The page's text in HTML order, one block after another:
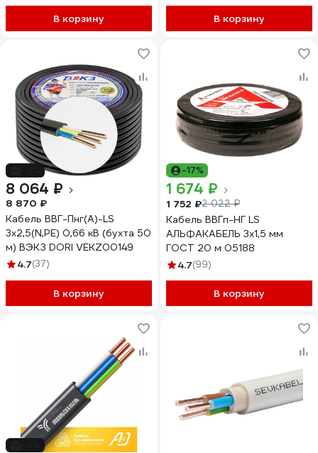
В корзину В корзину
8 064 ₽
8 870 ₽
Кабель ВВГ-Пнг(А)-LS
3х2,5(N,PE) 0,66 кВ (бухта 50
м) ВЭКЗ DORI VEKZ00149
4.7(37)
В корзину
-17%
1 674 ₽
1 752 ₽2 022 ₽
Кабель ВВГп-НГ LS
АЛЬФАКАБЕЛЬ 3х1,5 мм
ГОСТ 20 м 05188
4.7(99)
В корзину